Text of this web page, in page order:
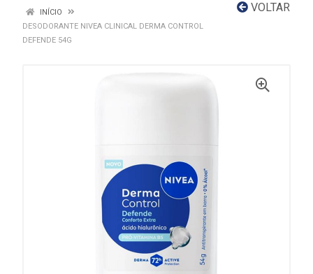
VOLTAR
INÍCIO
DESODORANTE NIVEA CLINICAL DERMA CONTROL
DEFENDE 54G